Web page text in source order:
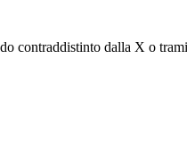
contraddistinto dalla X o